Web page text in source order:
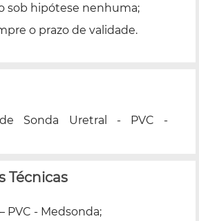
sob hipótese nenhuma;
o prazo de validade.
Sonda Uretral - PVC -
Técnicas
PVC - Medsonda;